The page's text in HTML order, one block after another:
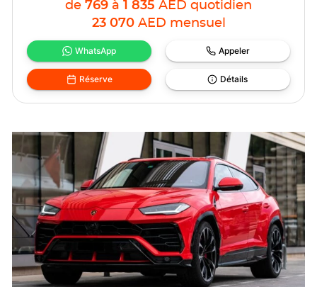
de 769 à 1 835 AED quotidien
23 070 AED mensuel
WhatsApp Appeler
Réserve Détails